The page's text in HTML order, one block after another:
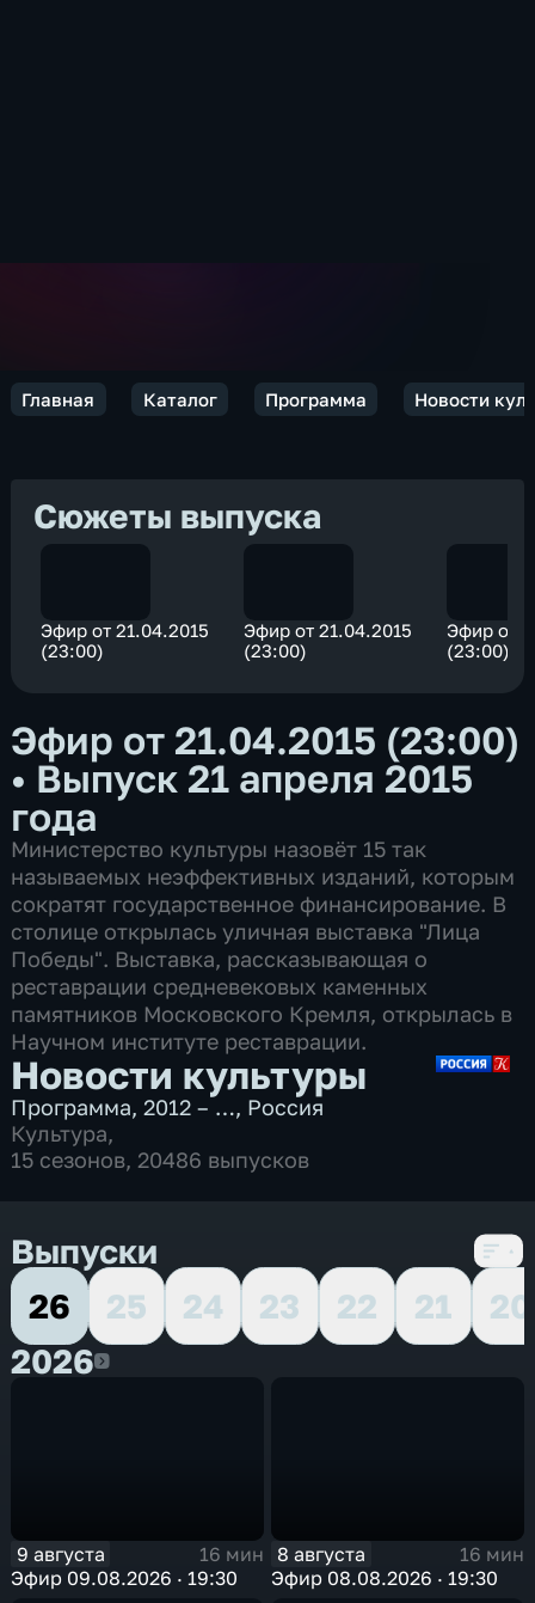
Главная Каталог Программа Новости
Сюжеты выпуска
Эфир от 21.04.2015
(23:00)
Эфир от 21.04.2015
(23:00)
Эфир от
(23:00)
Эфир от 21.04.2015 (23:00)
• Выпуск 21 апреля 2015
года
Министерство культуры назовёт 15 так
называемых неэффективных изданий, которым
сократят государственное финансирование. В
столице открылась уличная выставка "Лица
Победы". Выставка, рассказывающая о
реставрации средневековых каменных
памятников Московского Кремля, открылась в
Научном институте реставрации.
Новости культуры
Программа,2012 – …, Россия
Культура,
15 сезонов, 20486 выпусков
Выпуски
26
25 24 23 22 21
20
20262026
9 августа
16 мин
Эфир 09.08.2026 · 19:30
8 августа
16 мин
Эфир 08.08.2026 · 19:30